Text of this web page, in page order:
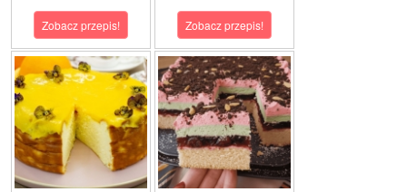
Zobacz przepis! Zobacz przepis!